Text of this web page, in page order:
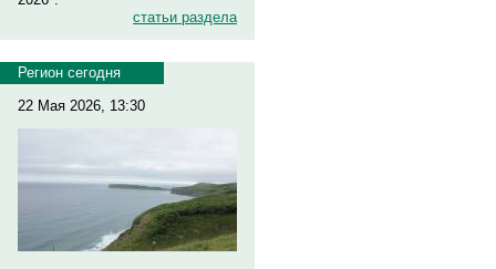
статьи раздела
Регион сегодня
22 Мая 2026, 13:30